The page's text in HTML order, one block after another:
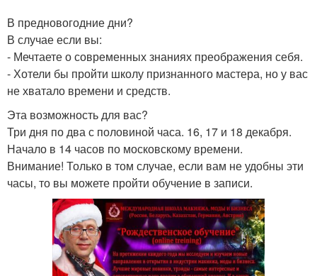
В предновогодние дни?
В случае если вы:
- Мечтаете о современных знаниях преображения себя.
- Хотели бы пройти школу признанного мастера, но у вас
не хватало времени и средств.
Эта возможность для вас?
Три дня по два с половиной часа. 16, 17 и 18 декабря.
Начало в 14 часов по московскому времени.
Внимание! Только в том случае, если вам не удобны эти
часы, то вы можете пройти обучение в записи.